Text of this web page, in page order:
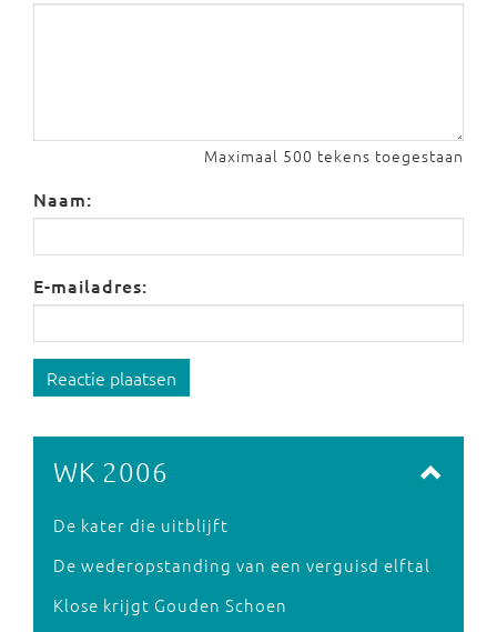
Maximaal 500 tekens toegestaan
Naam:
E-mailadres:
Reactie plaatsen
WK 2006
De kater die uitblijft
De wederopstanding van een verguisd elftal
Klose krijgt Gouden Schoen